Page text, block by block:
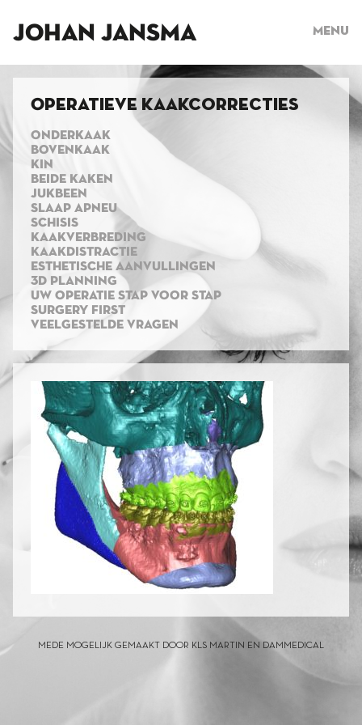
JOHAN JANSMA Menu
Operatieve kaakcorrecties
ONDERKAAK
BOVENKAAK
KIN
BEIDE KAKEN
JUKBEEN
SLAAP APNEU
SCHISIS
KAAKVERBREDING
KAAKDISTRACTIE
ESTHETISCHE AANVULLINGEN
3D PLANNING
UW OPERATIE STAP VOOR STAP
SURGERY FIRST
VEELGESTELDE VRAGEN
MEDE MOGELIJK GEMAAKT DOOR KLS MARTIN EN DAMMEDICAL